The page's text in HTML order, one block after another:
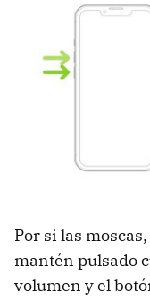
Por si las
mantén pulsado
volumen y el